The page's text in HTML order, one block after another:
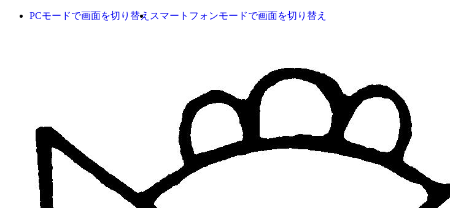
PCモードで画面を切り替え スマートフォンモードで画面を切り替え